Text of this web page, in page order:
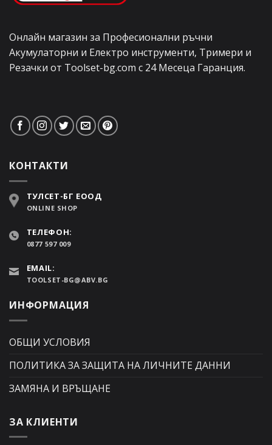
Онлайн магазин за Професионални ръчни
Акумулаторни и Електро инструменти, Тримери и
Резачки от Toolset-bg.com с 24 Месеца Гаранция.
КОНТАКТИ
ТУЛСЕТ-БГ ЕООД
ONLINE SHOP
ТЕЛЕФОН:
0877 597 009
EMAIL:
TOOLSET-BG@ABV.BG
ИНФОРМАЦИЯ
ОБЩИ УСЛОВИЯ
ПОЛИТИКА ЗА ЗАЩИТА НА ЛИЧНИТЕ ДАННИ
ЗАМЯНА И ВРЪЩАНЕ
ЗА КЛИЕНТИ